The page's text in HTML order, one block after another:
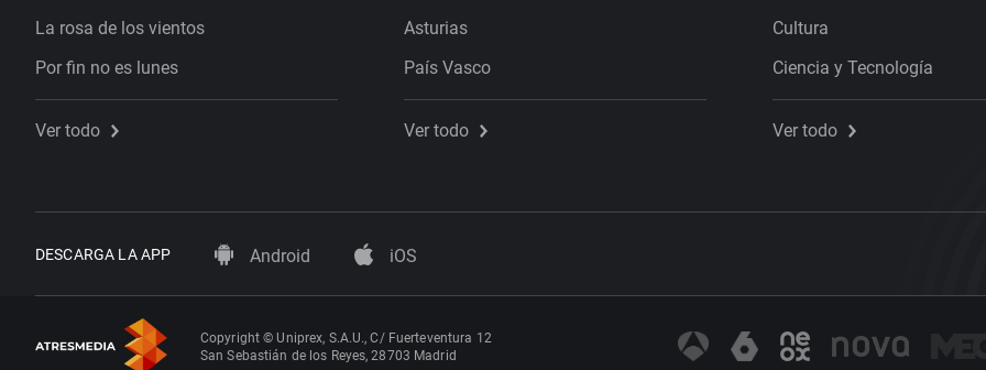
La rosa de los vientos
Por fin no es lunes
Ver todo
Asturias
País Vasco
Ver todo
Cultura
Ciencia y Tecnología
Ver todo
DESCARGA LA APP Android iOS
Copyright © Uniprex, S.A.U., C/ Fuerteventura 12
San Sebastián de los Reyes, 28703 Madrid